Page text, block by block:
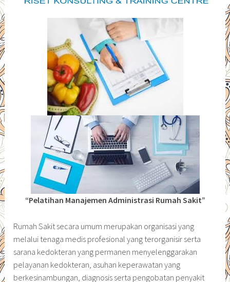
“Pelatihan Manajemen Administrasi Rumah Sakit”
Rumah Sakit secara umum merupakan organisasi yang
melalui tenaga medis profesional yang terorganisir serta
sarana kedokteran yang permanen menyelenggarakan
pelayanan kedokteran, asuhan keperawatan yang
berkesinambungan, diagnosis serta pengobatan penyakit